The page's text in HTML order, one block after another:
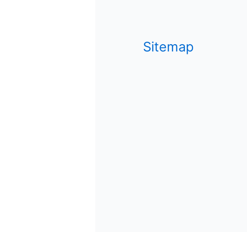
Sitemap